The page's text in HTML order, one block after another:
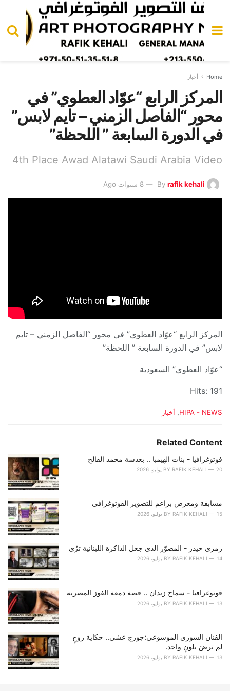
Home أخبار
المركز الرابع “عوّاد العطوي” في
محور “الفاصل الزمني – تايم لابس”
في الدورة السابعة ” اللحظة”
4th Place Awad Alatawi Saudi Arabia Video
By rafik kehali 8 سنوات Ago
المركز الرابع “عوّاد العطوي” في محور “الفاصل الزمني – تايم
لابس” في الدورة السابعة ” اللحظة”
“عوّاد العطوي” السعودية
Hits: 191
C
e
o
r
:
HIPA - NEWS
, أخبار
Related Content
فوتوغرافيا - بنات الهيمبا .. بعدسة محمد الفالح
BY RAFIK KEHALI 20 يوليو، 2026
مسابقة ومعرض براعم للتصوير الفوتوغرافي
BY RAFIK KEHALI 15 يوليو، 2026
رمزي حيدر - المصوّر الذي جعل الذاكرة اللبنانية ترُى
BY RAFIK KEHALI 14 يوليو، 2026
فوتوغرافيا - سماح زيدان .. قصة دمعة الفوز المصرية
BY RAFIK KEHALI 13 يوليو، 2026
الفنان السوري الموسوعي:جورج عشي.. حكاية روحٍ
لم ترضَ بلونٍ واحد.
BY RAFIK KEHALI 13 يوليو، 2026